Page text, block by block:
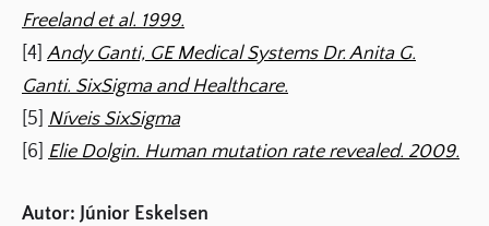
Freeland et al. 1999.
[4] Andy Ganti, GE Medical Systems Dr. Anita G.
Ganti. SixSigma and Healthcare.
[5] Níveis SixSigma
[6] Elie Dolgin. Human mutation rate revealed. 2009.
Autor: Júnior Eskelsen